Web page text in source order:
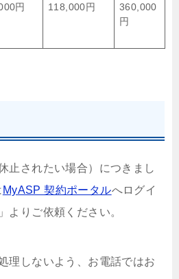
円 118,000円
360,000
円
止されたい場合）につきまし
MyASP 契約ポータルへログイ
よりご依頼ください。
理しないよう、お電話ではお